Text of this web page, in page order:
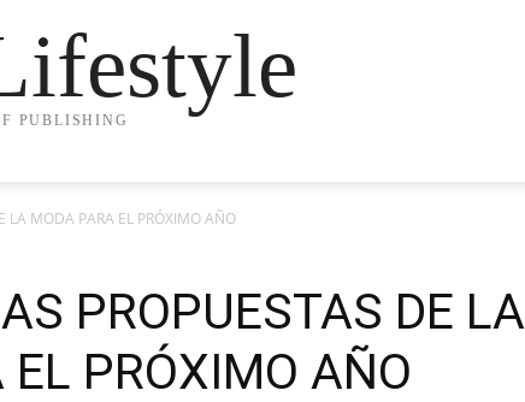
PUBLISHING
LA MODA PARA EL PRÓXIMO AÑO
PROPUESTAS DE LA
PRÓXIMO AÑO